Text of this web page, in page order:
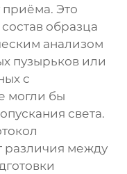
Это
образца
анализом
пузырьков или
с
могли бы
света.
различия между